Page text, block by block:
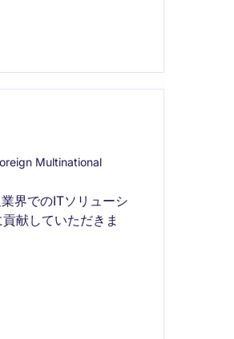
Multinational
界でのITソリューシ
献していただきま